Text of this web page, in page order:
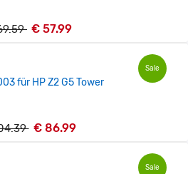
€ 57.99
Sale
für HP Z2 G5 Tower
€ 86.99
Sale